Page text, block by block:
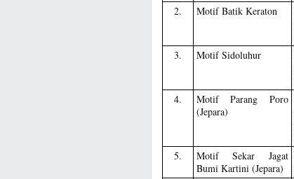
2.
Motif Batik Keraton
3.
Motif Sidoluhur
4.
Motif Parang Poro
(Jepara)
5.
Motif Sekar Jagat
Bumi Kartini (Jepara)